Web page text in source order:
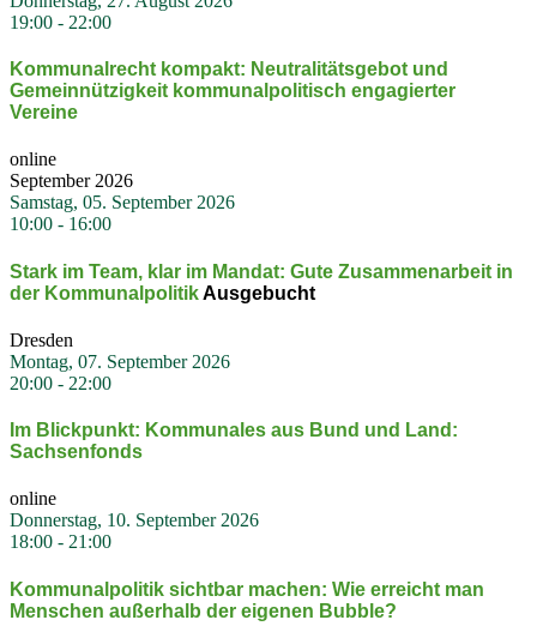
19:00 - 22:00
Kommu­nal­recht kompakt: Neutra­li­täts­gebot und
Gemein­nüt­zigkeit kommu­nal­po­li­tisch engagierter
Vereine
online
September 2026
Samstag, 05. September 2026
10:00 - 16:00
Stark im Team, klar im Mandat: Gute Zusam­men­arbeit in
der Kommu­nal­po­litikAusgebucht
Dresden
Montag, 07. September 2026
20:00 - 22:00
Im Blick­punkt: Kommu­nales aus Bund und Land:
Sachsen­fonds
online
Donnerstag, 10. September 2026
18:00 - 21:00
Kommu­nal­po­litik sichtbar machen: Wie erreicht man
Menschen außerhalb der eigenen Bubble?